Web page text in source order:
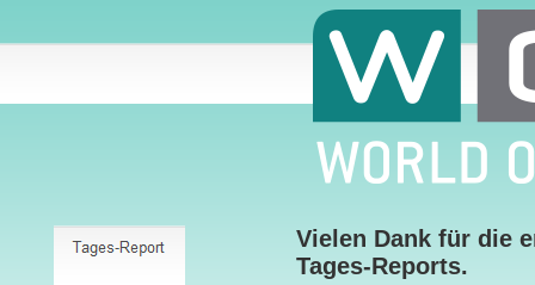
Vielen Dank für die
Tages-Reports.